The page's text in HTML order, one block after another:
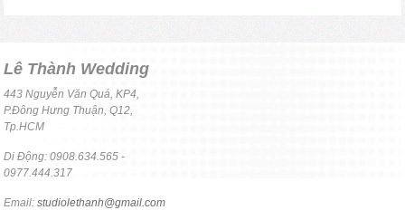
Lê Thành Wedding
443 Nguyễn Văn Quá, KP4,
P.Đông Hưng Thuận, Q12,
Tp.HCM
Di Động: 0908.634.565 -
0977.444.317
Email:studiolethanh@gmail.com